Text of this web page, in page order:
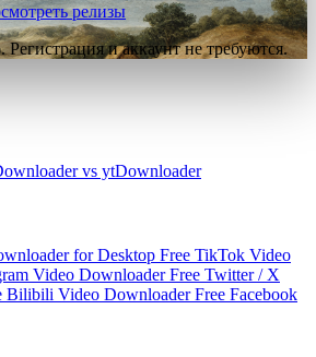
релизы
и аккаунт не требуются.
vs ytDownloader
for Desktop Free TikTok Video
Video DownloaderFree Twitter / X
Bilibili Video DownloaderFree Facebook